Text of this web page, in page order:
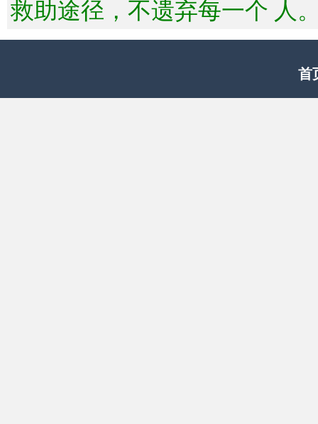
救助途径，不遗弃每一个 人
首